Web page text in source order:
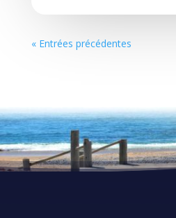
« Entrées précédentes